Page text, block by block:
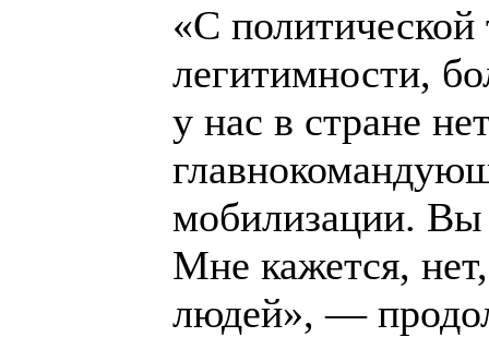
«С политической
легитимности,
у нас в стране
мобилизации. Вы
Мне кажется,
людей», —